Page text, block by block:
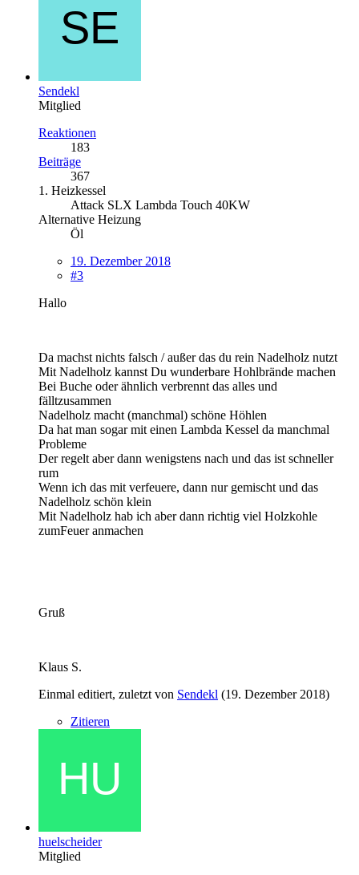
Sendekl
Mitglied
Reaktionen
183
Beiträge
367
1. Heizkessel
Attack SLX Lambda Touch 40KW
Alternative Heizung
Öl
19. Dezember 2018
#3
Hallo
Da machst nichts falsch / außer das du rein Nadelholz nutzt
Mit Nadelholz kannst Du wunderbare Hohlbrände machen
Bei Buche oder ähnlich verbrennt das alles und
fälltzusammen
Nadelholz macht (manchmal) schöne Höhlen
Da hat man sogar mit einen Lambda Kessel da manchmal
Probleme
Der regelt aber dann wenigstens nach und das ist schneller
rum
Wenn ich das mit verfeuere, dann nur gemischt und das
Nadelholz schön klein
Mit Nadelholz hab ich aber dann richtig viel Holzkohle
zumFeuer anmachen
Gruß
Klaus S.
Einmal editiert, zuletzt von Sendekl (19. Dezember 2018)
Zitieren
huelscheider
Mitglied